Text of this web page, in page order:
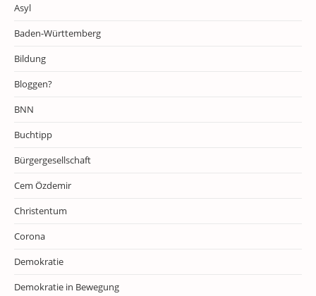
Asyl
Baden-Württemberg
Bildung
Bloggen?
BNN
Buchtipp
Bürgergesellschaft
Cem Özdemir
Christentum
Corona
Demokratie
Demokratie in Bewegung